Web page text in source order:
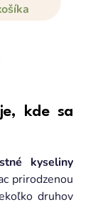
kde sa
kyseliny
prirodzenou
druhov